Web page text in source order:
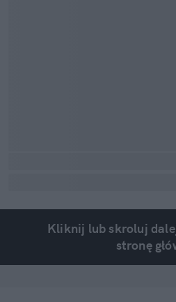
Kliknij lub skroluj
stronę